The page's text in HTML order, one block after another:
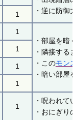
・逆に防御
1
1
・部屋を暗
・隣接する
・このモン
・暗い部
1
1
1
1
・呪われて
・おにぎ